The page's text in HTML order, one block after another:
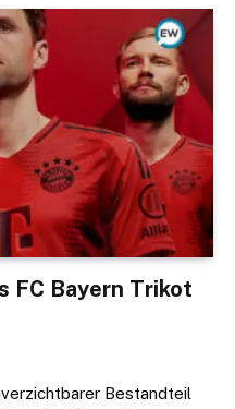
FC Bayern Trikot
Bestandteil